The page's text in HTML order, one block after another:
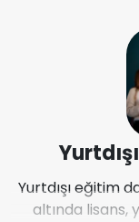
Yurtdışı eğitim
altında lisans,